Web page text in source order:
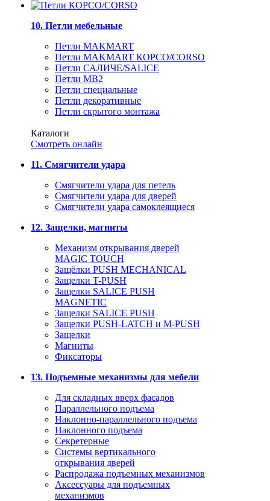
10. Петли мебельные
Петли MAKMART
Петли MAKMART КОРСО/CORSO
Петли САЛИЧЕ/SALICE
Петли MB2
Петли специальные
Петли декоративные
Петли скрытого монтажа
Каталоги
Смотреть онлайн
11. Смягчители удара
Смягчители удара для петель
Смягчители удара для дверей
Cмягчители удара самоклеящиеся
12. Защелки, магниты
Механизм открывания дверей
MAGIC TOUCH
Защёлки PUSH MECHANICAL
Защелки T-PUSH
Защелки SALICE PUSH
MAGNETIC
Защелки SALICE PUSH
Защелки PUSH-LATCH и M-PUSH
Защелки
Магниты
Фиксаторы
13. Подъемные механизмы для мебели
Для складных вверх фасадов
Параллельного подъема
Наклонно-параллельного подъема
Наклонного подъема
Секретерные
Системы вертикального
открывания дверей
Распродажа подъемных механизмов
Аксессуары для подъемных
механизмов